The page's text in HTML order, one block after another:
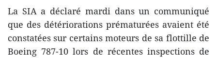
La SIA a déclaré mardi dans un communiqué
que des détériorations prématurées avaient été
constatées sur certains moteurs de sa flottille de
Boeing 787-10 lors de récentes inspections de